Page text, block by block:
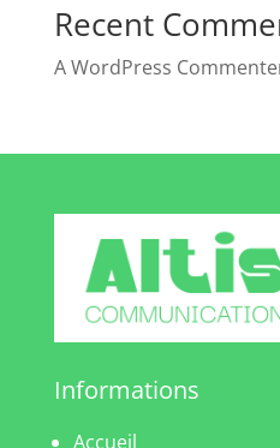
Recent
A WordPress
Informations
Accueil